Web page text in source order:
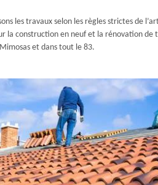
les travaux selon les règles strictes de
la construction en neuf et la rénovation de
et dans tout le 83.